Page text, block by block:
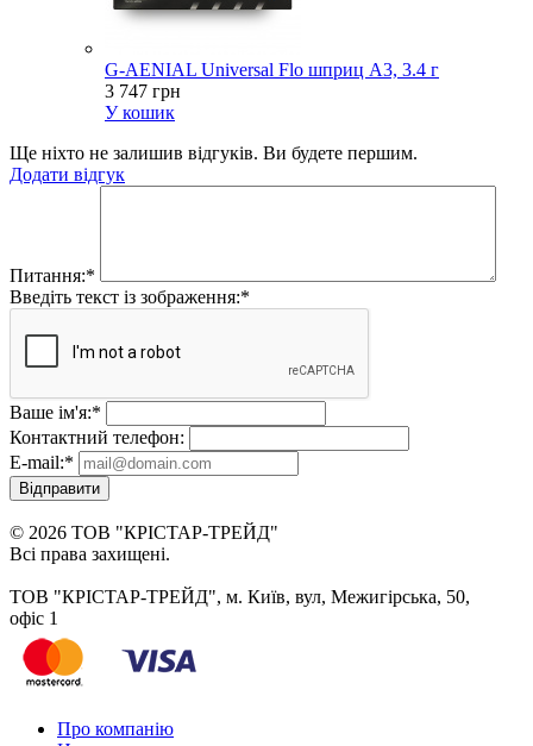
G-AENIAL Universal Flo шприц A3, 3.4 г
3 747 грн
У кошик
Ще ніхто не залишив відгуків. Ви будете першим.
Додати відгук
Питання:*
Введіть текст із зображення:*
Ваше ім'я:*
Контактний телефон:
E-mail:*
Відправити
© 2026 ТОВ "КРІСТАР-ТРЕЙД"
Всі права захищені.
ТОВ "КРІСТАР-ТРЕЙД", м. Київ, вул, Межигірська, 50,
офіс 1
Про компанію